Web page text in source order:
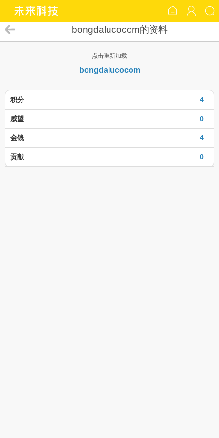
bongdalucocom的资料
点击重新加载
bongdalucocom
4
积分
0
威望
4
金钱
0
贡献